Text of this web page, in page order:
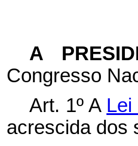
A
Congresso
Art. 1º A
acrescida dos